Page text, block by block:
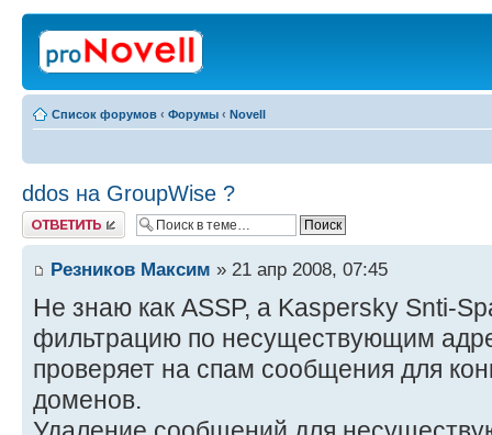
Список форумов ‹ Форумы ‹ Novell
ddos на GroupWise ?
Ответить
Резников Максим » 21 апр 2008, 07:45
Не знаю как ASSP, а Kaspersky Snti-
фильтрацию по несуществующим
проверяет на спам сообщения для
доменов.